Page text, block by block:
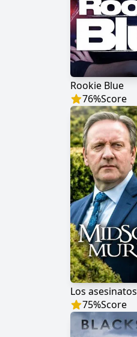
Rookie Blue
76%Score
75%Score